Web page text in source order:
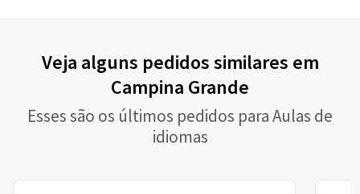
Veja alguns pedidos similares em
Campina Grande
Esses são os últimos pedidos para Aulas de
idiomas